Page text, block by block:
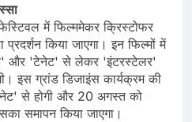
में फिल्ममेकर क्रिस्टोफर
किया जाएगा। इन फिल्मों में
और 'टेनेट' से लेकर 'इंटरस्टेलर'
इस ग्रांड डिजाइंस कार्यक्रम की
से होगी और 20 अगस्त को
समापन किया जाएगा।